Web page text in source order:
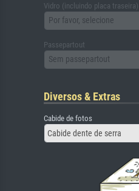
Vidro (incluindo placa traseira)
Por favor, selecione
Passepartout
Sem passepartout
Diversos & Extras
Cabide de fotos
Cabide dente de serra